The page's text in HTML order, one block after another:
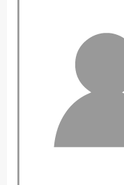
und Informatik
Fakultät Management,
Kultur und Technik
Fakultät Wirtschafts-
Sozialwissenschaften
Finanzen